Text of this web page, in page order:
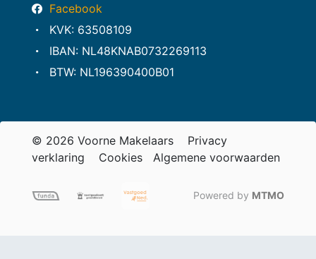
Facebook
KVK: 63508109
IBAN: NL48KNAB0732269113
BTW: NL196390400B01
© 2026 Voorne Makelaars Privacy
verklaring
Cookies Algemene voorwaarden
Powered by MTMO